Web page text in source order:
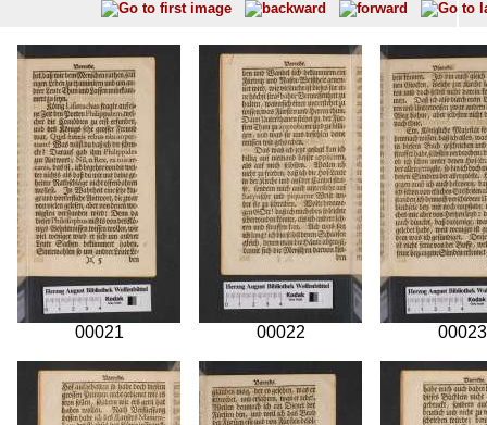
00021 00022 00023